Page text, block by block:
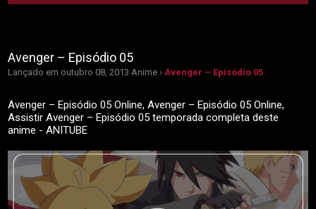
Avenger – Episódio 05
Lançado em outubro 08, 2013 Anime ›Avenger – Episódio 05
Avenger – Episódio 05 Online, Avenger – Episódio 05 Online,
Assistir Avenger – Episódio 05 temporada completa deste
anime - ANITUBE